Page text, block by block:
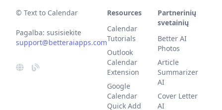
© Text to Calendar
Pagalba: susisiekite
support@betteraiapps.com
Resources
Calendar
Tutorials
Outlook
Calendar
Extension
Google
Calendar
Quick Add
Partnerinių
svetainių
Better AI
Photos
Article
Summarizer
AI
Cover Letter
AI